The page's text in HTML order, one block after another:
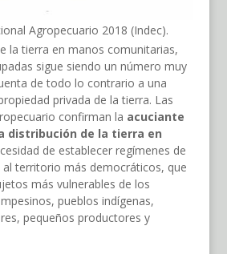
Agropecuario 2018 (Indec).
la tierra en manos comunitarias,
sigue siendo un número muy
de todo lo contrario a una
privada de la tierra. Las
confirman la acuciante
distribución de la tierra en
de establecer regímenes de
al territorio más democráticos, que
más vulnerables de los
pueblos indígenas,
pequeños productores y